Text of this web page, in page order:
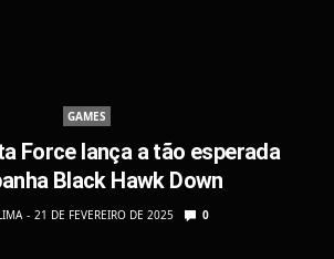
GAMES
Force lança a tão esperada
Black Hawk Down
21 DE FEVEREIRO DE 2025 0